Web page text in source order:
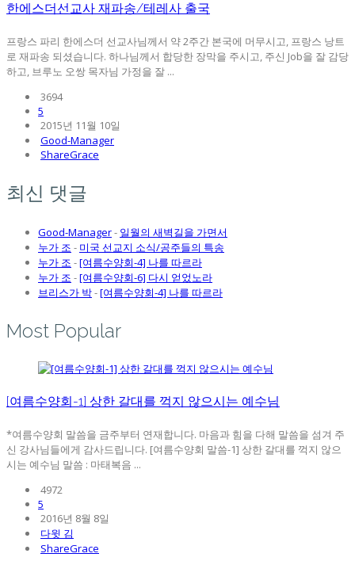
한에스더선교사 재파송/테레사 출국
프랑스 파리 한에스더 선교사님께서 약 2주간 본국에 머무시고, 프랑스 낭트
로 재파송 되셨습니다. 하나님께서 합당한 장막을 주시고, 주신 Job을 잘 감당
하고, 브루노 오쌍 목자님 가정을 잘 ...
3694
5
2015년 11월 10일
Good-Manager
ShareGrace
최신 댓글
Good-Manager- 일월의 새벽길을 가면서
누가 조 - 미국 선교지 소식/공주들의 특송
누가 조 -[여름수양회-4] 나를 따르라
누가 조 -[여름수양회-6] 다시 얻었노라
브리스가 박-[여름수양회-4] 나를 따르라
Most Popular
[여름수양회-1] 상한 갈대를 꺽지 않으시는 예수님
*여름수양회 말씀을 금주부터 연재합니다. 마음과 힘을 다해 말씀을 섬겨 주
신 강사님들에게 감사드립니다. [여름수양회 말씀-1] 상한 갈대를 꺽지 않으
시는 예수님 말씀 : 마태복음 ...
4972
5
2016년 8월 8일
다윗 김
ShareGrace